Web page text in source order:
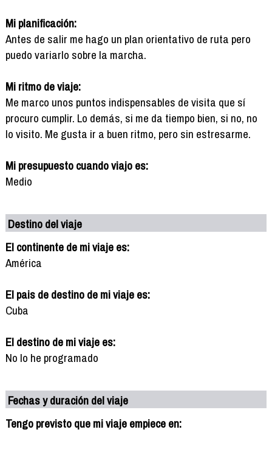
Mi planificación:
Antes de salir me hago un plan orientativo de ruta pero
puedo variarlo sobre la marcha.
Mi ritmo de viaje:
Me marco unos puntos indispensables de visita que sí
procuro cumplir. Lo demás, si me da tiempo bien, si no, no
lo visito. Me gusta ir a buen ritmo, pero sin estresarme.
Mi presupuesto cuando viajo es:
Medio
Destino del viaje
El continente de mi viaje es:
América
El pais de destino de mi viaje es:
Cuba
El destino de mi viaje es:
No lo he programado
Fechas y duración del viaje
Tengo previsto que mi viaje empiece en: